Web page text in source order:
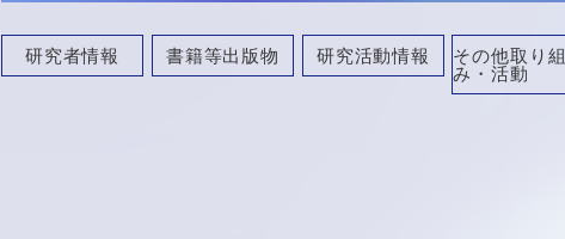
研究者情報 書籍等出版物 研究活動情報
その他取り組
み・活動